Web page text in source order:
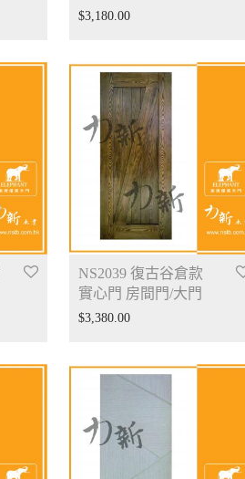
$3,180.00
NS2039 復古谷倉款
實心門 房間門/大門
$3,380.00